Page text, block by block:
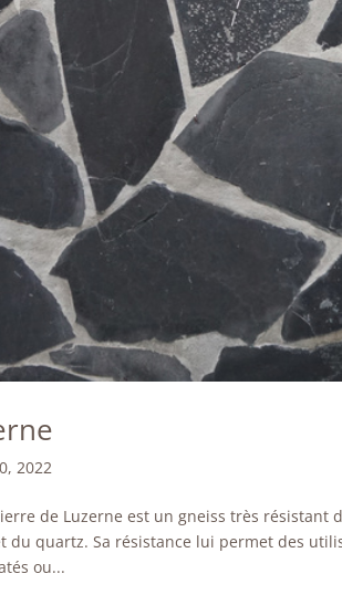
2022
de Luzerne est un gneiss très
du quartz. Sa résistance lui permet des
ou...